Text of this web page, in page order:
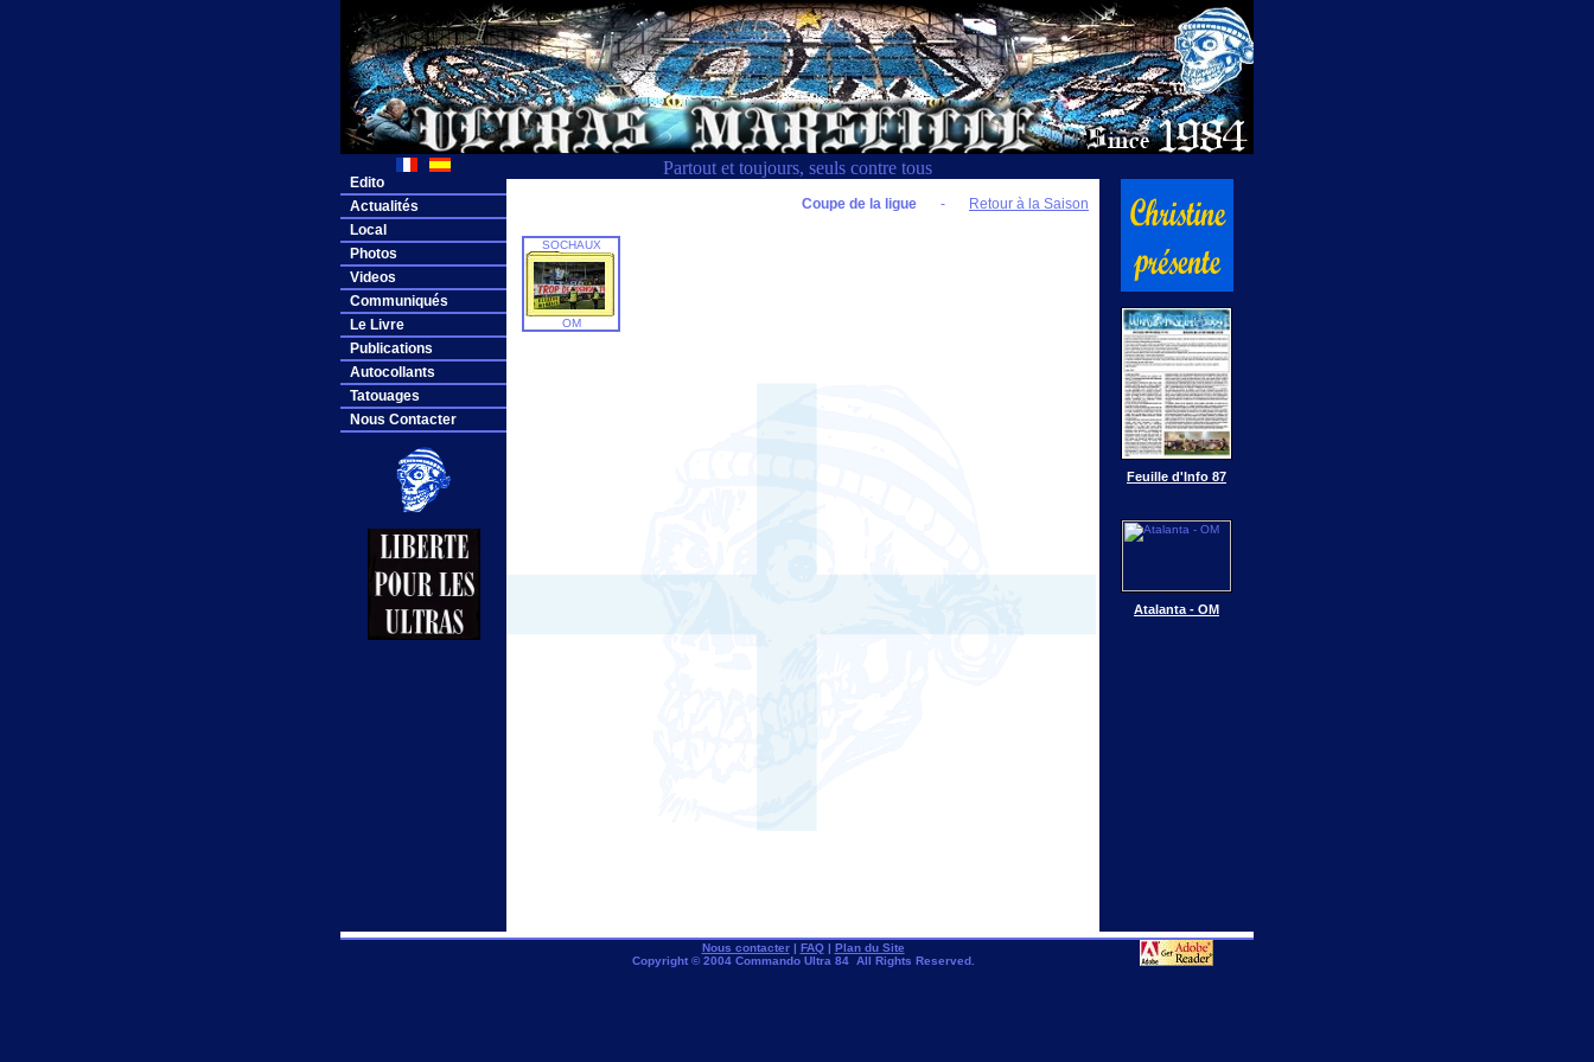
Partout et toujours, seuls contre tous
Edito
Actualités
Local
Photos
Videos
Communiqués
Le Livre
Publications
Autocollants
Tatouages
Nous Contacter
Coupe de la ligue - Retour à la Saison
SOCHAUX
OM
Feuille d'Info 87
Atalanta - OM
Nous contacter| FAQ| Plan du Site
Copyright © 2004 Commando Ultra 84 All Rights Reserved.